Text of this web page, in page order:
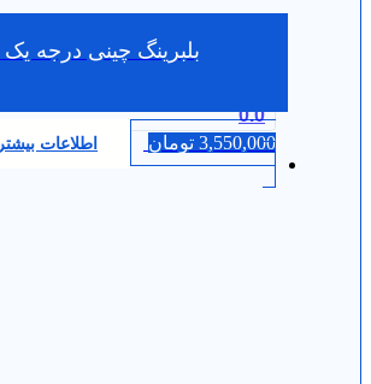
بلبرینگ چینی درجه یک 6022
0.0
3,550,000 تومان اطلاعات بیشتر